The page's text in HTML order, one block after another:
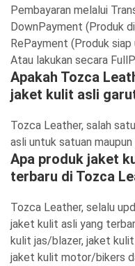
Pembayaran melalui
DownPayment (Produk
RePayment (Produk siap
Atau lakukan secara
Apakah Tozca
jaket kulit asli
Tozca Leather, salah
asli untuk satuan
Apa produk jaket
terbaru di Tozca
Tozca Leather, selalu
jaket kulit asli yang
kulit jas/blazer, jaket
jaket kulit motor/bikers